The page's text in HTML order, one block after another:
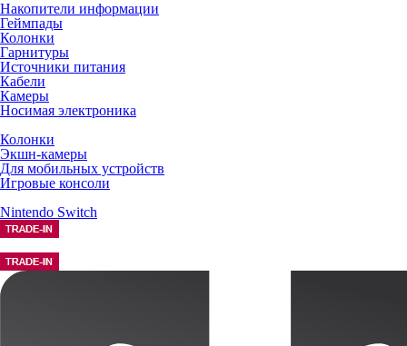
Накопители информации
Геймпады
Колонки
Гарнитуры
Источники питания
Кабели
Камеры
Носимая электроника
Колонки
Экшн-камеры
Для мобильных устройств
Игровые консоли
Nintendo Switch